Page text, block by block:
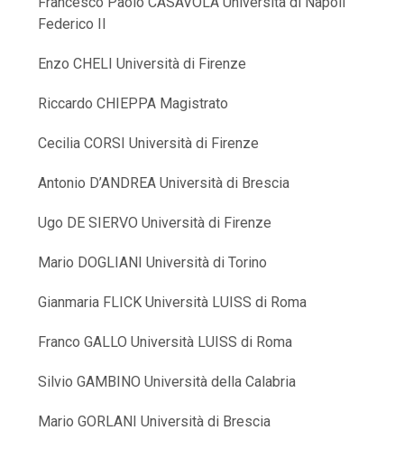
Federico II
Enzo CHELI Università di Firenze
Riccardo CHIEPPA Magistrato
Cecilia CORSI Università di Firenze
Antonio D’ANDREA Università di Brescia
Ugo DE SIERVO Università di Firenze
Mario DOGLIANI Università di Torino
Gianmaria FLICK Università LUISS di Roma
Franco GALLO Università LUISS di Roma
Silvio GAMBINO Università della Calabria
Mario GORLANI Università di Brescia